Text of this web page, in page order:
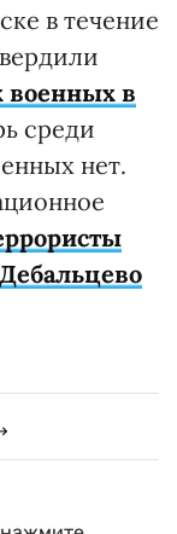
в течение
военных в
среди
нет.